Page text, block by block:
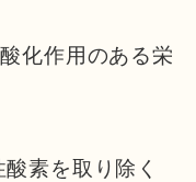
化作用のある栄
素を取り除く